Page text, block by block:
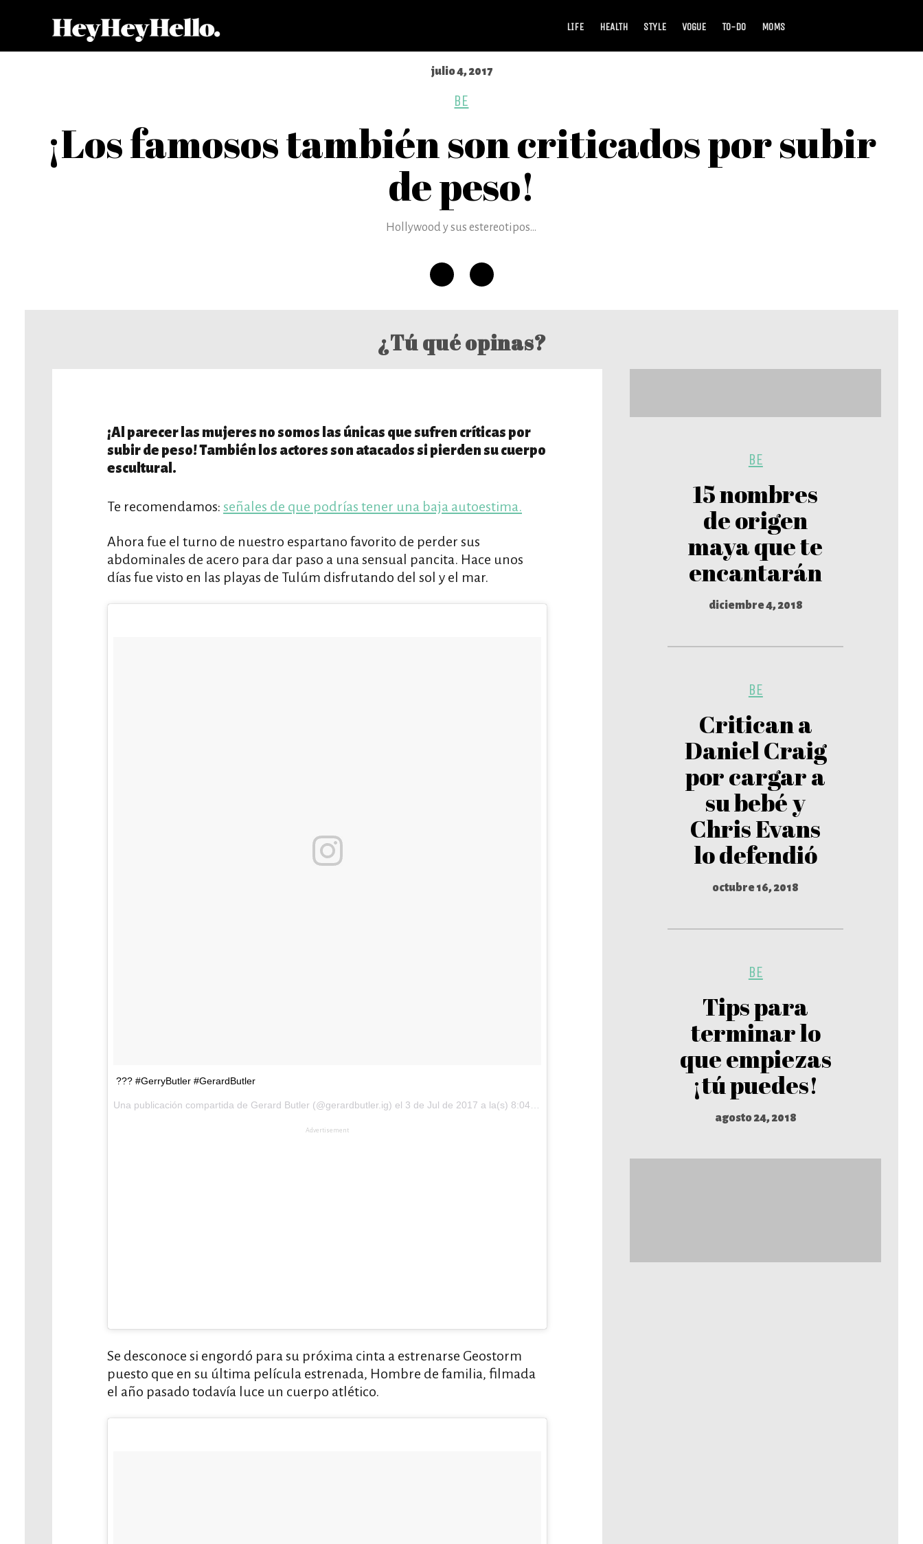
LIFE HEALTH STYLE VOGUE TO-DO MOMS
julio 4, 2017
BE
¡Los famosos también son criticados por subir
de peso!
Hollywood y sus estereotipos...
¿Tú qué opinas?
BE
15 nombres
de origen
maya que te
encantarán
diciembre 4, 2018
BE
Critican a
Daniel Craig
por cargar a
su bebé y
Chris Evans
lo defendió
octubre 16, 2018
BE
Tips para
terminar lo
que empiezas
¡tú puedes!
agosto 24, 2018
¡Al parecer las mujeres no somos las únicas que sufren críticas por
subir de peso! También los actores son atacados si pierden su cuerpo
escultural.
Te recomendamos: señales de que podrías tener una baja autoestima.
Ahora fue el turno de nuestro espartano favorito de perder sus
abdominales de acero para dar paso a una sensual pancita. Hace unos
días fue visto en las playas de Tulúm disfrutando del sol y el mar.
??? #GerryButler #GerardButler
Una publicación compartida de Gerard Butler (@gerardbutler.ig) el 3 de Jul de 2017 a la(s) 8:04 PDT
Advertisement
Se desconoce si engordó para su próxima cinta a estrenarse Geostorm
puesto que en su última película estrenada, Hombre de familia, filmada
el año pasado todavía luce un cuerpo atlético.